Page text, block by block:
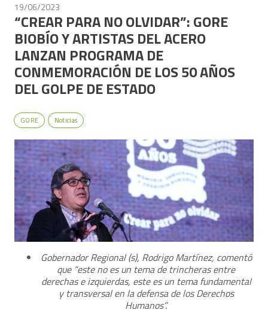
19/06/2023
“CREAR PARA NO OLVIDAR”: GORE
BIOBÍO Y ARTISTAS DEL ACERO
LANZAN PROGRAMA DE
CONMEMORACIÓN DE LOS 50 AÑOS
DEL GOLPE DE ESTADO
GORE Noticias
Gobernador Regional (s), Rodrigo Martínez, comentó
que “este no es un tema de trincheras entre
derechas e izquierdas, este es un tema fundamental
y transversal en la defensa de los Derechos
Humanos”.